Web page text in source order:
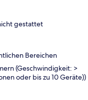
gestattet
Bereichen
(Geschwindigkeit: >
oder bis zu 10 Geräte))